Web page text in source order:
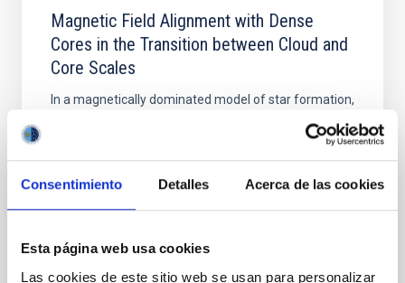
Consentimiento Detalles Acerca de las cookies
Esta página web usa cookies
Las cookies de este sitio web se usan para personalizar
Magnetic Field Alignment with Dense
Cores in the Transition between Cloud and
Core Scales
In a magnetically dominated model of star formation,
field orientation of star-forming dense cores and the
their angular momentum vectors appear random
with respect to the larger-scale magnetic
Yin, Sean et al.
Fecha de publicación: 5 2026